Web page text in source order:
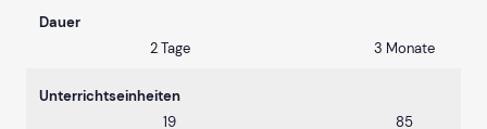
Dauer
2 Tage
3 Monate
Unterrichtseinheiten
19
85